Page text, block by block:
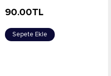
90.00TL
Sepete Ekle